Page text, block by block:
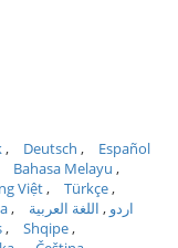
Deutsch
Español
Bahasa Melayu
Việt
Türkçe
اردو
اللغة العربية
Shqipe